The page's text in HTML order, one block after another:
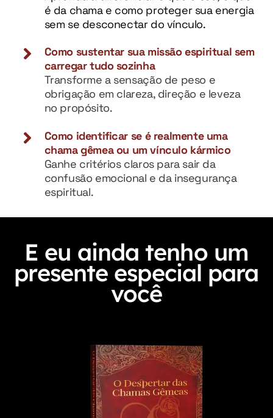
é da chama e como proteger sua energia
sem se desconectar do vínculo.
Como sustentar sua missão espiritual sem
carregar tudo sozinha
Transforme a sensação de peso e
obrigação em clareza, direção e leveza
no propósito.
Como identificar se é realmente uma
chama gêmea ou um vínculo kármico
Ganhe critérios claros para sair da
confusão emocional e da insegurança
espiritual.
E eu ainda tenho um
presente especial para
você